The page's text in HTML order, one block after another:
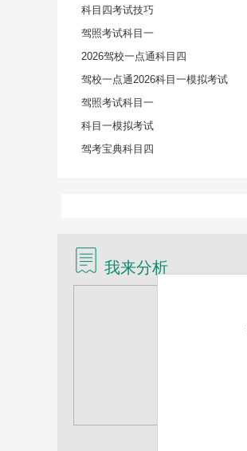
科目四考试技巧
驾照考试科目一
2026驾校一点通科目四
驾校一点通2026科目一模拟考试
驾照考试科目一
科目一模拟考试
驾考宝典科目四
我来分析